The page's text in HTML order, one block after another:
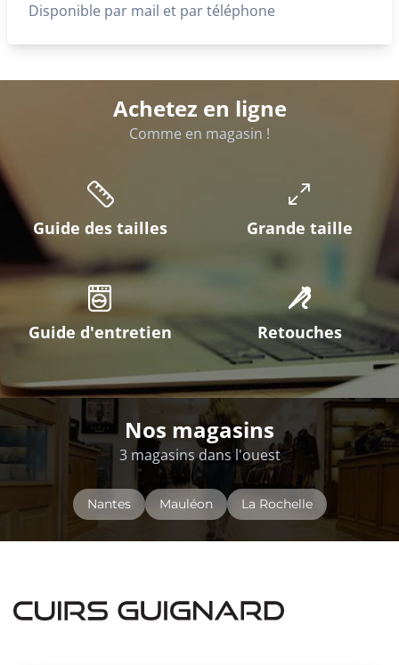
Disponible par mail et par téléphone
Achetez en ligne
Comme en magasin !
Guide des tailles Grande taille
Guide d'entretien Retouches
Nos magasins
3 magasins dans l'ouest
Nantes Mauléon La Rochelle